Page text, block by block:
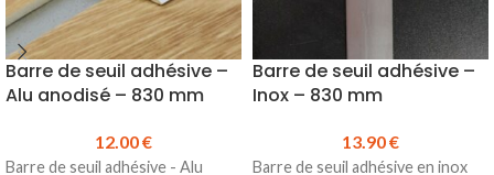
Barre de seuil adhésive –
Alu anodisé – 830 mm
12.00€
Barre de seuil adhésive - Alu
Barre de seuil adhésive –
Inox – 830 mm
13.90€
Barre de seuil adhésive en inox